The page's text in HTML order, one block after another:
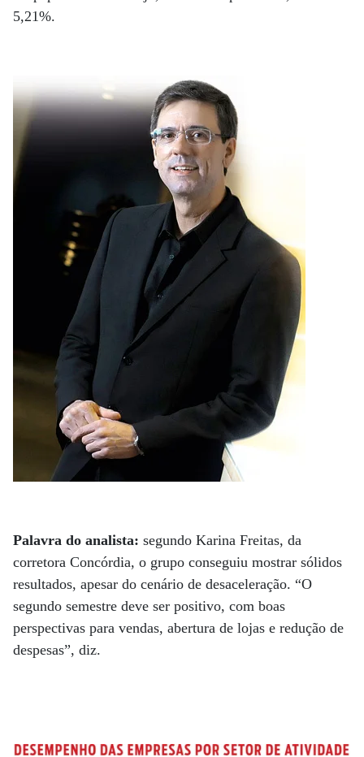
5,21%.
Palavra do analista: segundo Karina Freitas, da
corretora Concórdia, o grupo conseguiu mostrar sólidos
resultados, apesar do cenário de desaceleração. “O
segundo semestre deve ser positivo, com boas
perspectivas para vendas, abertura de lojas e redução de
despesas”, diz.